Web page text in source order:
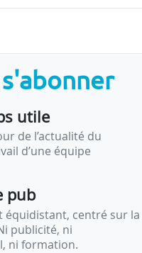
de la Fondation
d’entreprise Total
utile
de l’actualité du
d’une équipe
pub
équidistant, centré sur la
publicité, ni
ni formation.